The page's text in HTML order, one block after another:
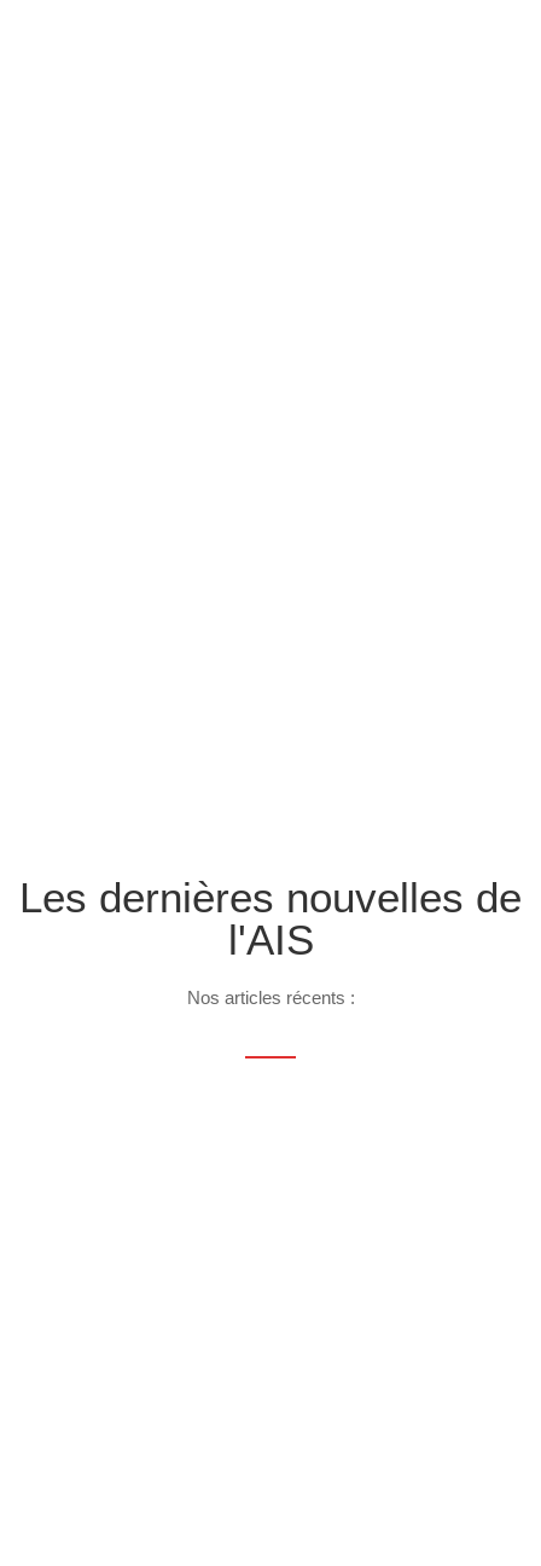
Les dernières nouvelles de
l'AIS
Nos articles récents :